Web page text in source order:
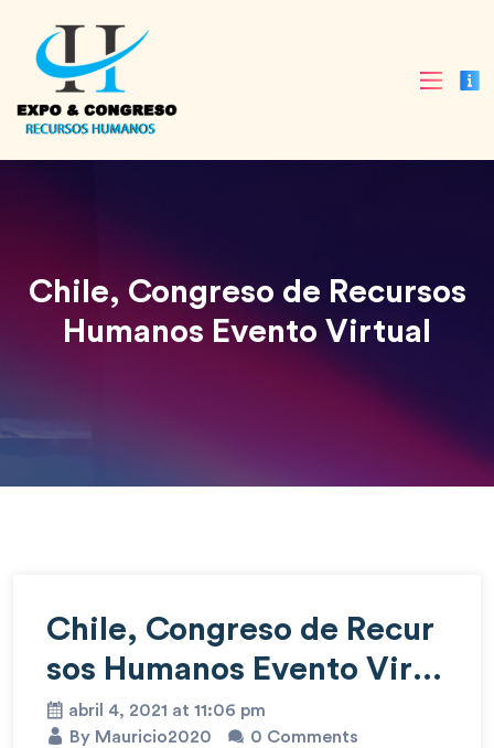
Chile, Congreso de Recursos
Humanos Evento Virtual
Chile, Congreso de Recur
sos Humanos Evento Virtu
alabril 4, 2021 at 11:06 pm
By Mauricio2020
0 Comments